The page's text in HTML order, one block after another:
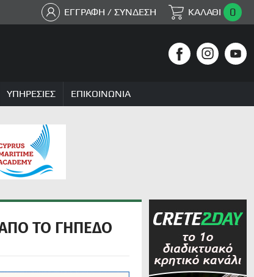
ΕΓΓΡΑΦΗ / ΣΥΝΔΕΣΗ ΚΑΛΑΘΙ 0
ΥΠΗΡΕΣΙΕΣ ΕΠΙΚΟΙΝΩΝΙΑ
ΤΟ ΓΗΠΕΔΟ